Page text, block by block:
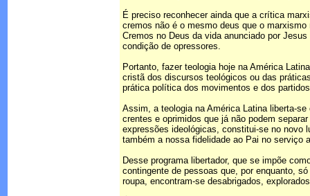
É preciso reconhecer ainda que a crítica
cremos não é o mesmo deus que o
Cremos no Deus da vida anunciado por
condição de opressores.
Portanto, fazer teologia hoje na América
cristã dos discursos teológicos ou das
prática política dos movimentos e dos
Assim, a teologia na América Latina liberta-
crentes e oprimidos que já não podem
expressões ideológicas, constitui-se no novo
também a nossa fidelidade ao Pai no serviço
Desse programa libertador, que se impõe
contingente de pessoas que, por enquanto,
roupa, encontram-se desabrigados,